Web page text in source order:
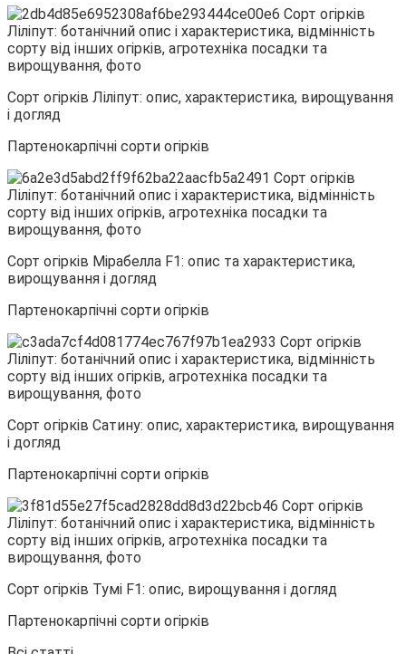
Сорт огірків Ліліпут: опис, характеристика, вирощування
і догляд
Партенокарпічні сорти огірків
Сорт огірків Мірабелла F1: опис та характеристика,
вирощування і догляд
Партенокарпічні сорти огірків
Сорт огірків Сатину: опис, характеристика, вирощування
і догляд
Партенокарпічні сорти огірків
Сорт огірків Тумі F1: опис, вирощування і догляд
Партенокарпічні сорти огірків